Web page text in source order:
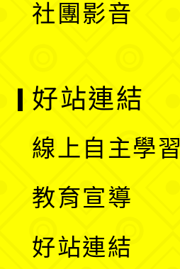
社團影音
好站連結
線上自主學習
教育宣導
好站連結